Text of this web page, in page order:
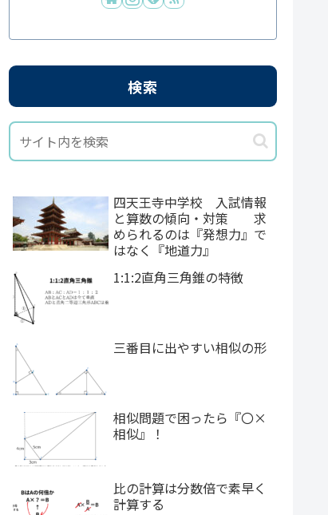
検索
四天王寺中学校 入試情報
と算数の傾向・対策 求
められるのは『発想力』で
はなく『地道力』
1:1:2直角三角錐の特徴
三番目に出やすい相似の形
相似問題で困ったら『〇×
相似』！
比の計算は分数倍で素早く
計算する